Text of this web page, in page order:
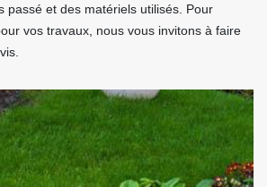
passé et des matériels utilisés. Pour
vos travaux, nous vous invitons à faire